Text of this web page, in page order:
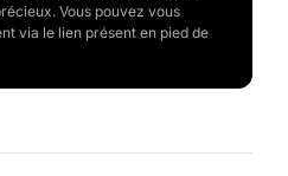
Vous pouvez vous
via le lien présent en pied de